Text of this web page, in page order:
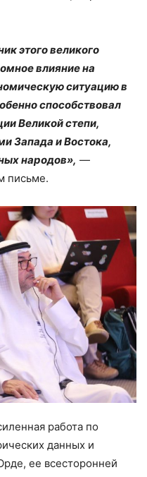
этого великого
влияние на
ситуацию в
способствовал
Великой степи,
Запада и Востока,
народов», —
письме.
работа по
данных и
ее всесторонней